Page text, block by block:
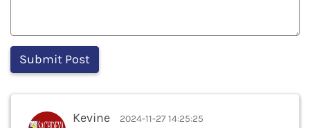
Kevine 2024-11-27 14:25:25